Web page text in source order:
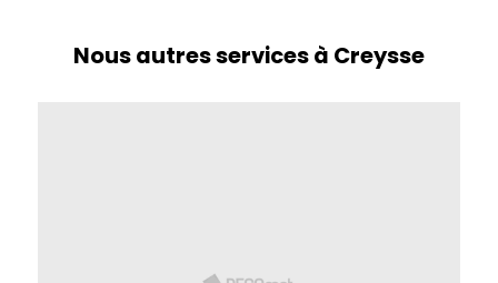
Nous autres services à Creysse